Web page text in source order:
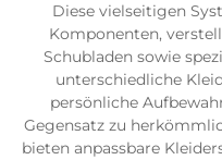
Diese vielseitigen
Komponenten,
Schubladen sowie
unterschiedliche
persönliche
Gegensatz zu
bieten anpassbare